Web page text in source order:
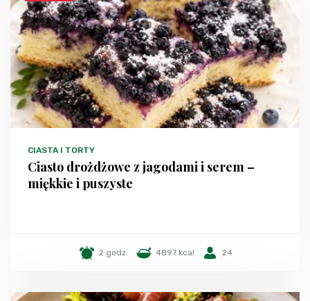
CIASTA I TORTY
Ciasto drożdżowe z jagodami i serem –
miękkie i puszyste
2 godz. 4897 kcal 24